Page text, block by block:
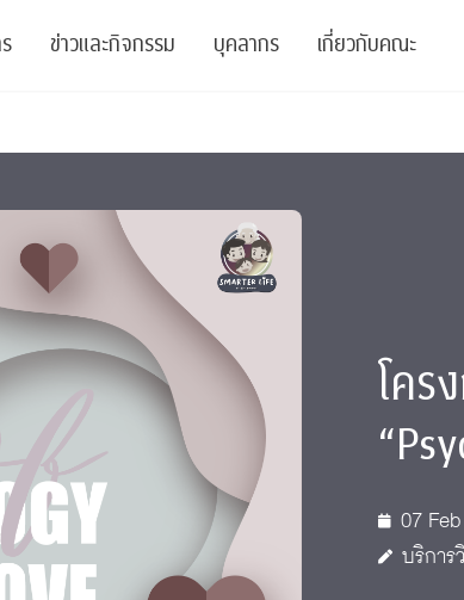
บัณฑิตศึกษา
หลักสูตรปริญญาโทและ
ปริญญาเอก
งสนับสนุน
าการ
การระดับนานาชาติ
PSY Stats Clinic
ศูนย์สุขภาวะทางจิต
ศูนย์จิตวิทยาเพื่อประสิทธิภาพองค์กร
CU Radio
ข่าวและกิจกรรม
ข่าวประชาสัมพันธ์
เสวนาและบรรยายพิเศษ
โครงการอบรม
ตำแหน่งงาน
บุคลากร
เจ้าหน้าที่
นักวิจัยหลังปริญญาเอก
เกี่ยวกับคณะ
รายงานประ
ติดต่อเรา
Intranet
โคร
07
บริการ